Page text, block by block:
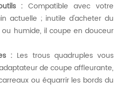
: Compatible avec votre
actuelle ; inutile d'acheter du
humide, il coupe en douceur
: Les trous quadruples vous
de coupe affleurante,
ou équarrir les bords du